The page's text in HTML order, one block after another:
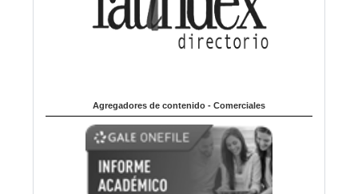
Agregadores de contenido - Comerciales